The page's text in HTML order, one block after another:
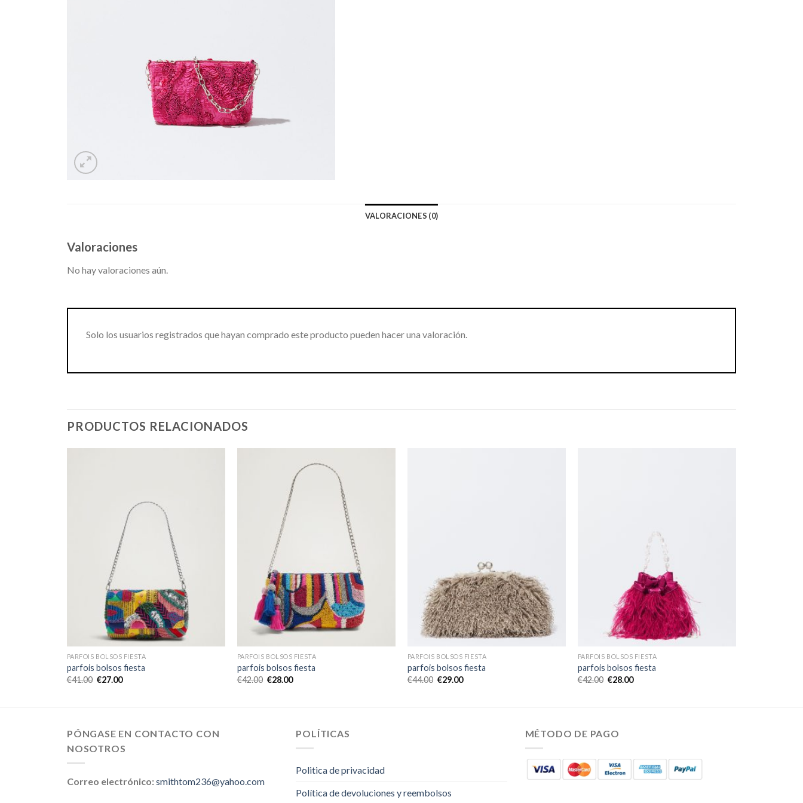
VALORACIONES (0)
Valoraciones
No hay valoraciones aún.
Solo los usuarios registrados que hayan comprado este producto pueden hacer una valoración.
PRODUCTOS RELACIONADOS
PARFOIS BOLSOS FIESTA
parfois bolsos fiesta
€41.00 €27.00
PARFOIS BOLSOS FIESTA
parfois bolsos fiesta
€42.00 €28.00
PARFOIS BOLSOS FIESTA
parfois bolsos fiesta
€44.00 €29.00
PARFOIS BOLSOS FIESTA
parfois bolsos fiesta
€42.00 €28.00
PÓNGASE EN CONTACTO CON
NOSOTROS
Correo electrónico:smithtom236@yahoo.com
POLÍTICAS
Politica de privacidad
Política de devoluciones y reembolsos
MÉTODO DE PAGO